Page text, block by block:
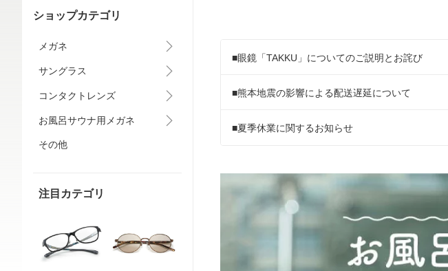
ショップカテゴリ
メガネ
サングラス
コンタクトレンズ
お風呂サウナ用メガネ
その他
注目カテゴリ
■眼鏡「TAKKU」についてのご説明とお詫び
■熊本地震の影響による配送遅延について
■夏季休業に関するお知らせ